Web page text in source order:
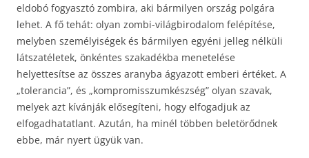
eldobó fogyasztó zombira, aki bármilyen ország polgára
lehet. A fő tehát: olyan zombi-világbirodalom felépítése,
melyben személyiségek és bármilyen egyéni jelleg nélküli
látszatéletek, önkéntes szakadékba menetelése
helyettesítse az összes aranyba ágyazott emberi értéket. A
„tolerancia”, és „kompromisszumkészség” olyan szavak,
melyek azt kívánják elősegíteni, hogy elfogadjuk az
elfogadhatatlant. Azután, ha minél többen beletörődnek
ebbe, már nyert ügyük van.